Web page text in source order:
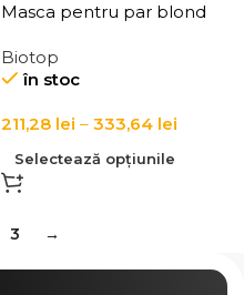
Masca pentru par blond
Mask
Biotop
în stoc
211,28 lei – 333,64 lei
Selectează opțiunile
3 →